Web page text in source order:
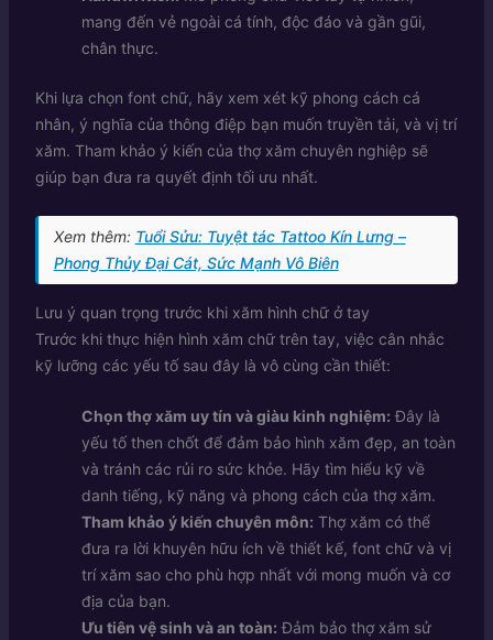
mang đến vẻ ngoài cá tính, độc đáo và gần gũi,
chân thực.
Khi lựa chọn font chữ, hãy xem xét kỹ phong cách cá
nhân, ý nghĩa của thông điệp bạn muốn truyền tải, và vị trí
xăm. Tham khảo ý kiến của thợ xăm chuyên nghiệp sẽ
giúp bạn đưa ra quyết định tối ưu nhất.
Xem thêm: Tuổi Sửu: Tuyệt tác Tattoo Kín Lưng –
Phong Thủy Đại Cát, Sức Mạnh Vô Biên
Lưu ý quan trọng trước khi xăm hình chữ ở tay
Trước khi thực hiện hình xăm chữ trên tay, việc cân nhắc
kỹ lưỡng các yếu tố sau đây là vô cùng cần thiết:
Chọn thợ xăm uy tín và giàu kinh nghiệm: Đây là
yếu tố then chốt để đảm bảo hình xăm đẹp, an toàn
và tránh các rủi ro sức khỏe. Hãy tìm hiểu kỹ về
danh tiếng, kỹ năng và phong cách của thợ xăm.
Tham khảo ý kiến chuyên môn: Thợ xăm có thể
đưa ra lời khuyên hữu ích về thiết kế, font chữ và vị
trí xăm sao cho phù hợp nhất với mong muốn và cơ
địa của bạn.
Ưu tiên vệ sinh và an toàn: Đảm bảo thợ xăm sử